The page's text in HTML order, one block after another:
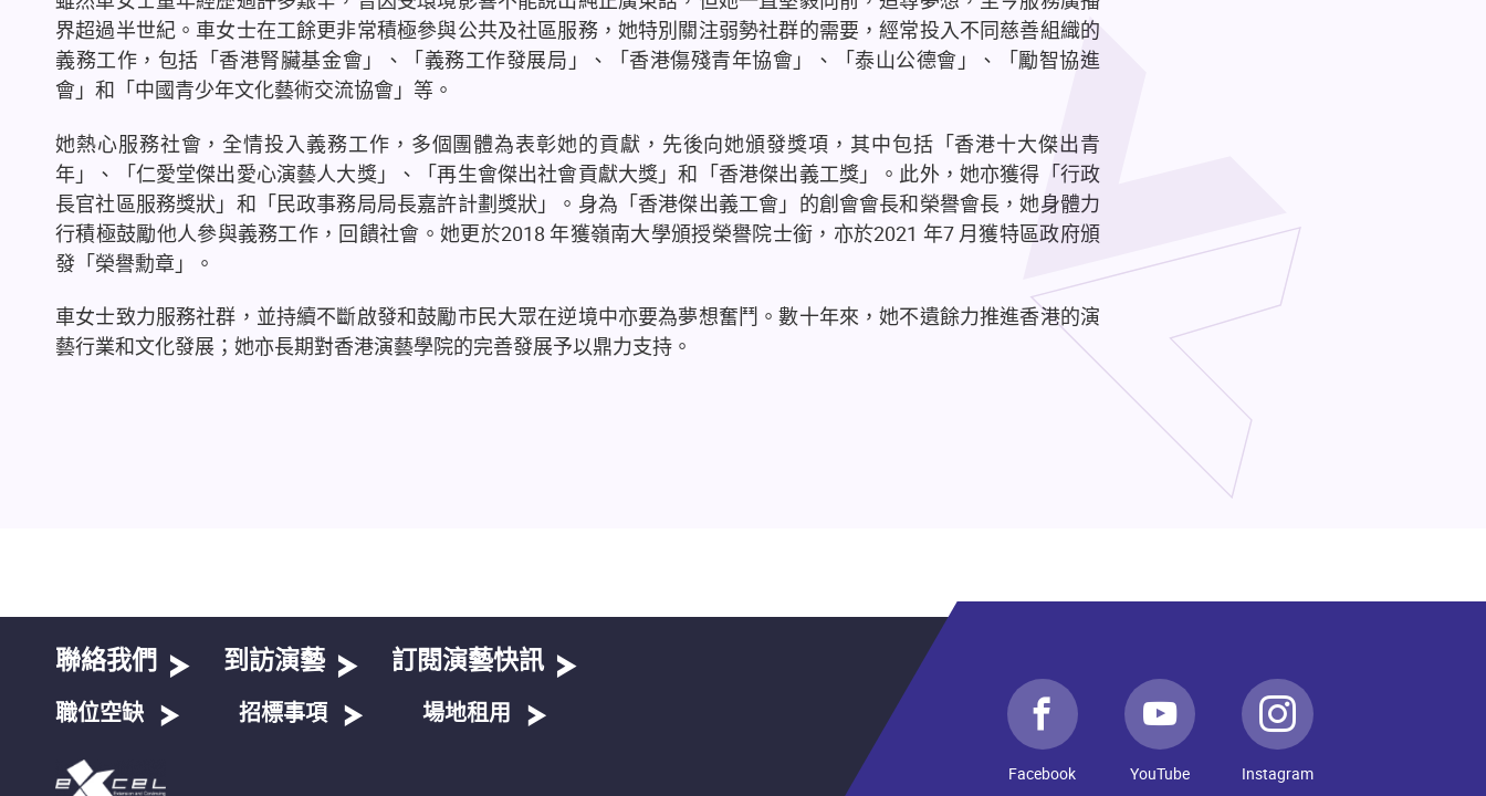
界超過半世紀。車女士在工餘更非常積極參與公共及社區服務，她特別關注弱勢社群的需要，經常投入不同慈善組織的
義務工作，包括「香港腎臟基金會」、「義務工作發展局」、「香港傷殘青年協會」、「泰山公德會」、「勵智協進
會」和「中國青少年文化藝術交流協會」等。
她熱心服務社會，全情投入義務工作，多個團體為表彰她的貢獻，先後向她頒發獎項，其中包括「香港十大傑出青
年」、「仁愛堂傑出愛心演藝人大獎」、「再生會傑出社會貢獻大獎」和「香港傑出義工獎」。此外，她亦獲得「行政
長官社區服務獎狀」和「民政事務局局長嘉許計劃獎狀」。身為「香港傑出義工會」的創會會長和榮譽會長，她身體力
行積極鼓勵他人參與義務工作，回饋社會。她更於2018 年獲嶺南大學頒授榮譽院士銜，亦於2021 年7 月獲特區政府頒
發「榮譽勳章」。
車女士致力服務社群，並持續不斷啟發和鼓勵市民大眾在逆境中亦要為夢想奮鬥。數十年來，她不遺餘力推進香港的演
藝行業和文化發展；她亦長期對香港演藝學院的完善發展予以鼎力支持。
聯絡我們 到訪演藝 訂閱演藝快訊
職位空缺 招標事項 場地租用
Facebook YouTube Instagram